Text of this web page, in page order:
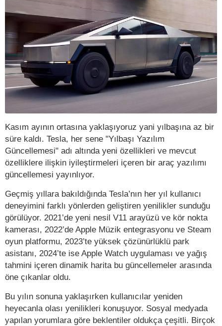
Kasım ayının ortasına yaklaşıyoruz yani yılbaşına az bir
süre kaldı. Tesla, her sene "Yılbaşı Yazılım
Güncellemesi" adı altında yeni özellikleri ve mevcut
özelliklere ilişkin iyileştirmeleri içeren bir araç yazılımı
güncellemesi yayınlıyor.
Geçmiş yıllara bakıldığında Tesla’nın her yıl kullanıcı
deneyimini farklı yönlerden geliştiren yenilikler sunduğu
görülüyor. 2021’de yeni nesil V11 arayüzü ve kör nokta
kamerası, 2022’de Apple Müzik entegrasyonu ve Steam
oyun platformu, 2023’te yüksek çözünürlüklü park
asistanı, 2024’te ise Apple Watch uygulaması ve yağış
tahmini içeren dinamik harita bu güncellemeler arasında
öne çıkanlar oldu.
Bu yılın sonuna yaklaşırken kullanıcılar yeniden
heyecanla olası yenilikleri konuşuyor. Sosyal medyada
yapılan yorumlara göre beklentiler oldukça çeşitli. Birçok